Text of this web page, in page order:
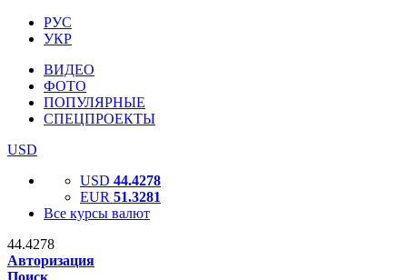
РУС
УКР
ВИДЕО
ФОТО
ПОПУЛЯРНЫЕ
СПЕЦПРОЕКТЫ
USD
USD 44.4278
EUR 51.3281
Все курсы валют
44.4278
Авторизация
Поиск